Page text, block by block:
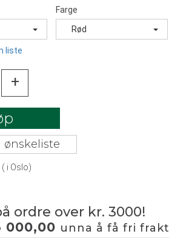
Farge
Rød
liste
+
ønskeliste
( i Oslo)
ordre over kr. 3000!
000,00 unna å få fri frakt